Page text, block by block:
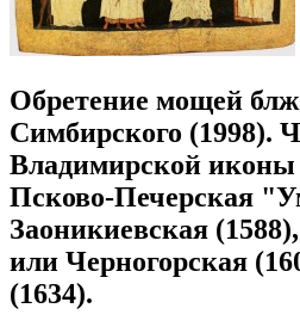
Обретение мощей
Симбирского (1998).
Владимирской
Псково-Печерская
Заоникиевская
или Черногорская
(1634).